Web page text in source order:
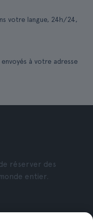
votre langue, 24h/24,
à votre adresse
réserver des
entier.